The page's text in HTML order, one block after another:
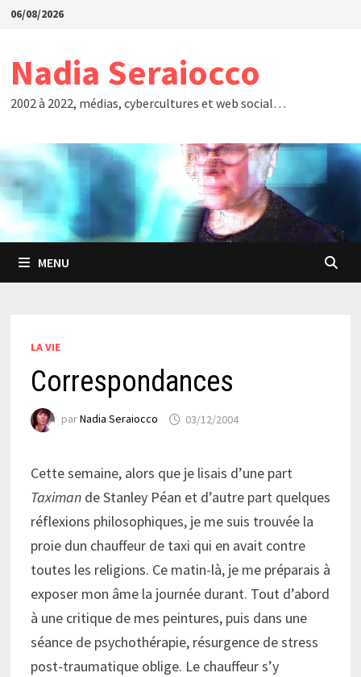
Passer
06/08/2026
Nadia Seraiocco
2002 à 2022, médias, cybercultures et web social…
MENU
LA VIE
Correspondances
parNadia Seraiocco 03/12/2004
Cette semaine, alors que je lisais d’une part
Taximande Stanley Péan et d’autre part quelques
réflexions philosophiques, je me suis trouvée la
proie dun chauffeur de taxi qui en avait contre
toutes les religions. Ce matin-là, je me préparais à
exposer mon âme la journée durant. Tout d’abord
à une critique de mes peintures, puis dans une
séance de psychothérapie, résurgence de stress
post-traumatique oblige. Le chauffeur s’y